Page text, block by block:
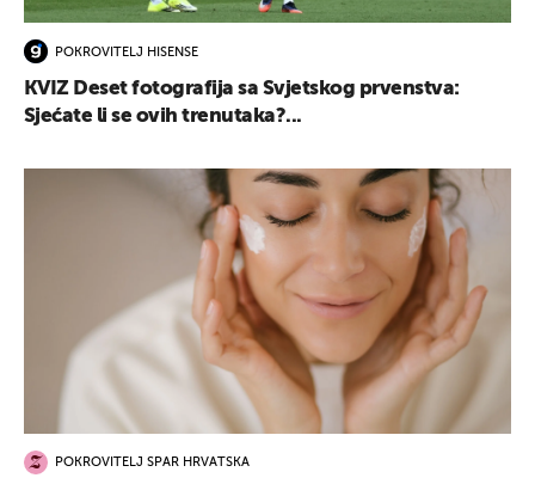
POKROVITELJ HISENSE
KVIZ Deset fotografija sa Svjetskog prvenstva:
Sjećate li se ovih trenutaka?...
POKROVITELJ SPAR HRVATSKA